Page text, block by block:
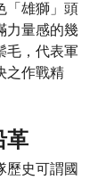
「雄獅」頭
力量感的幾
毛，代表軍
之作戰精
革
歷史可謂國